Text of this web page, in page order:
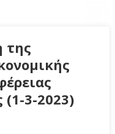
της
(1-3-2023)